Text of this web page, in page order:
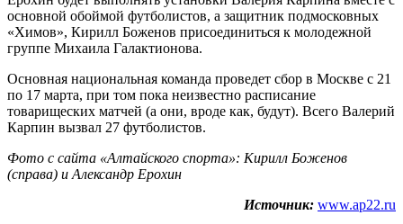
основной обоймой футболистов, а защитник подмосковных
«Химов», Кирилл Боженов присоединиться к молодежной
группе Михаила Галактионова.
Основная национальная команда проведет сбор в Москве с 21
по 17 марта, при том пока неизвестно расписание
товарищеских матчей (а они, вроде как, будут). Всего Валерий
Карпин вызвал 27 футболистов.
Фото с сайта «Алтайского спорта»: Кирилл Боженов
(справа) и Александр Ерохин
Источник: www.ap22.ru